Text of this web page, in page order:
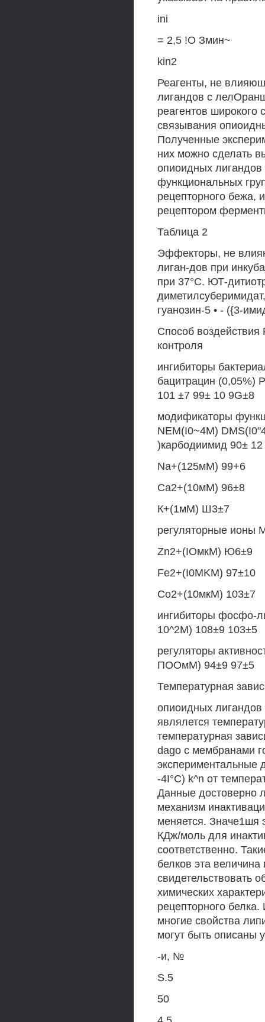
ini
= 2,5 !О Змин~
kin2
Реагенты, не
лигандов с
реагентов широкого
связывания
Полученные
них можно сделать
опиоидных лигандов
функциональных
рецепторного бежа,
рецептором
Таблица 2
Эффекторы, не
лиган-дов при
при 37°С. ЮТ-
гуанозин-5 • - ({3-
Способ воздействия
контроля
ингибиторы
бацитрацин (0,05%)
101 ±7 99± 10 9G±8
модификаторы
NEM(I0~4M)
)карбодиимид 90±
Na+(125мМ) 99+6
Са2+(10мМ) 96±8
К+(1мМ) Ш3±7
регуляторные
Zn2+(IОмкМ) Ю6±9
Fe2+(I0MKM) 97±10
Со2+(10мкМ) 103±7
ингибиторы фосфо-
10^2М) 108±9 103±5
регуляторы
ПООмМ) 94±9 97±5
Температурная
опиоидных лигандов
являлется
температурная
dago с мембранами
экспериментальные
-4I°C) k^n от
Данные достоверно
механизм
меняется. Значе1шя
КДж/моль для
соответственно.
белков эта
свидетельствовать
химических
рецепторного
многие свойства
могут быть описаны
-и, №
S.5
50